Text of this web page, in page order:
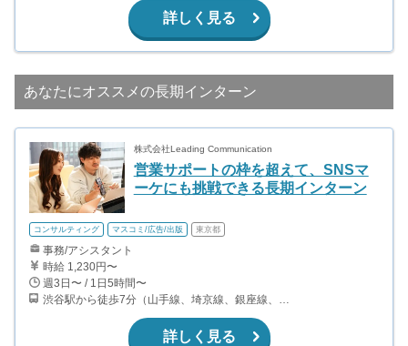
詳しく見る
あなたにオススメの長期インターン
株式会社Leading Communication
営業サポートの枠を超えて、SNSマ
ーケにも挑戦できる長期インターン
コンサルティング マスコミ/広告/出版 東京都
事務/アシスタント
時給 1,230円〜
週3日〜 / 1日5時間〜
渋谷駅から徒歩7分（山手線、埼京線、銀座線、半蔵門線、ほか）
詳しく見る